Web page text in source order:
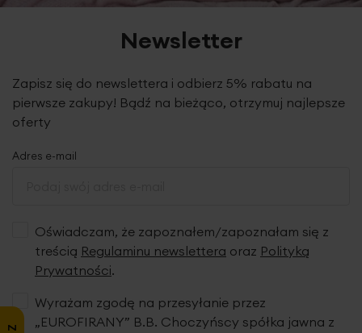
Newsletter
Zapisz się do newslettera i odbierz 5% rabatu na
pierwsze zakupy! Bądź na bieżąco, otrzymuj najlepsze
oferty
Adres e-mail
Oświadczam, że zapoznałem/zapoznałam się z
treścią Regulaminu newslettera oraz Polityką
Prywatności.
Wyrażam zgodę na przesyłanie przez
„EUROFIRANY” B.B. Choczyńscy spółka jawna z